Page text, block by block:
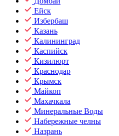
Ейск
Избербаш
Казань
Калининград
Каспийск
Кизилюрт
Краснодар
Крымск
Майкоп
Махачкала
Минеральные Воды
Набережные челны
Назрань